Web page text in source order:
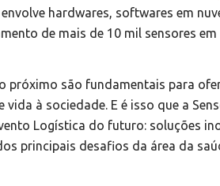
hardwares, softwares em
de mais de 10 mil sensores
próximo são fundamentais para
à sociedade. E é isso que a
Logística do futuro: soluções
principais desafios da área da